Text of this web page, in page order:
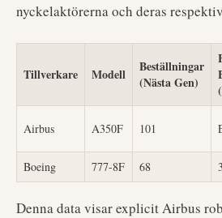
nyckelaktörerna och deras
Tillverkare Modell
Beställningar
(Nästa Gen)
Airbus A350F 101
Boeing
777-8F 68
Denna data visar explicit Airbus